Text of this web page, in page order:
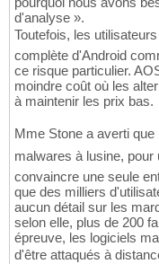
d'analyse ».
Toutefois, les
complète d'Android
ce risque particulier.
moindre coût où les
à maintenir les prix bas.
Mme Stone a averti que
malwares à lusine,
convaincre une seule
que des milliers
aucun détail sur les
selon elle, plus de 200
épreuve, les logiciels
d'être attaqués à